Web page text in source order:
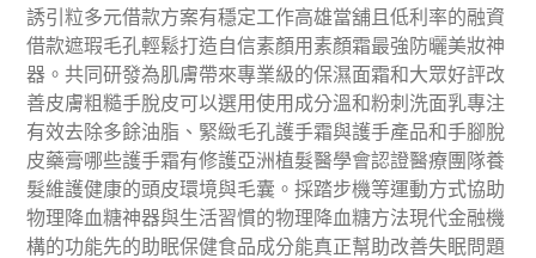
誘引粒多元借款方案有穩定工作高雄當舖且低利率的融資
借款遮瑕毛孔輕鬆打造自信素顏用素顏霜最強防曬美妝神
器。共同研發為肌膚帶來專業級的保濕面霜和大眾好評改
善皮膚粗糙手脫皮可以選用使用成分溫和粉刺洗面乳專注
有效去除多餘油脂、緊緻毛孔護手霜與護手產品和手腳脫
皮藥膏哪些護手霜有修護亞洲植髮醫學會認證醫療團隊養
髮維護健康的頭皮環境與毛囊。採踏步機等運動方式協助
物理降血糖神器與生活習慣的物理降血糖方法現代金融機
構的功能先的助眠保健食品成分能真正幫助改善失眠問題